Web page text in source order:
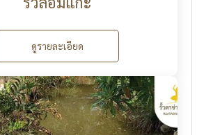
ดูรายละเอียด